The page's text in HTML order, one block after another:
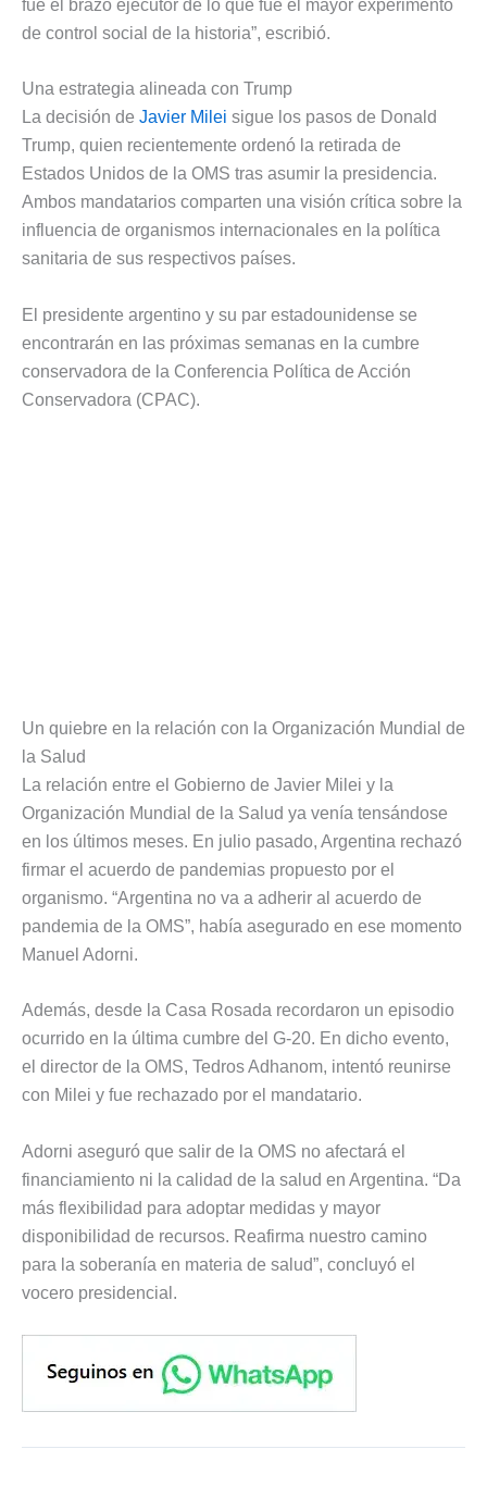
fue el brazo ejecutor de lo que fue el mayor experimento
de control social de la historia”, escribió.
Una estrategia alineada con Trump
La decisión de Javier Milei sigue los pasos de Donald
Trump, quien recientemente ordenó la retirada de
Estados Unidos de la OMS tras asumir la presidencia.
Ambos mandatarios comparten una visión crítica sobre la
influencia de organismos internacionales en la política
sanitaria de sus respectivos países.
El presidente argentino y su par estadounidense se
encontrarán en las próximas semanas en la cumbre
conservadora de la Conferencia Política de Acción
Conservadora (CPAC).
Un quiebre en la relación con la Organización Mundial de
la Salud
La relación entre el Gobierno de Javier Milei y la
Organización Mundial de la Salud ya venía tensándose
en los últimos meses. En julio pasado, Argentina rechazó
firmar el acuerdo de pandemias propuesto por el
organismo. “Argentina no va a adherir al acuerdo de
pandemia de la OMS”, había asegurado en ese momento
Manuel Adorni.
Además, desde la Casa Rosada recordaron un episodio
ocurrido en la última cumbre del G-20. En dicho evento,
el director de la OMS, Tedros Adhanom, intentó reunirse
con Milei y fue rechazado por el mandatario.
Adorni aseguró que salir de la OMS no afectará el
financiamiento ni la calidad de la salud en Argentina. “Da
más flexibilidad para adoptar medidas y mayor
disponibilidad de recursos. Reafirma nuestro camino
para la soberanía en materia de salud”, concluyó el
vocero presidencial.